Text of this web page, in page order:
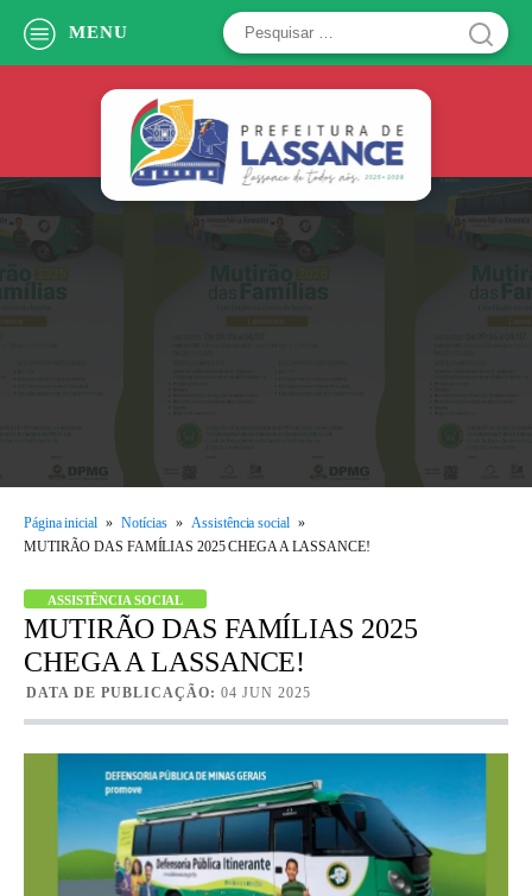
MENU
Pesquisar
Página inicial » Notícias » Assistência social »
MUTIRÃO DAS FAMÍLIAS 2025 CHEGA A LASSANCE!
ASSISTÊNCIA SOCIAL
MUTIRÃO DAS FAMÍLIAS 2025
CHEGA A LASSANCE!
DATA DE PUBLICAÇÃO: 04 JUN 2025